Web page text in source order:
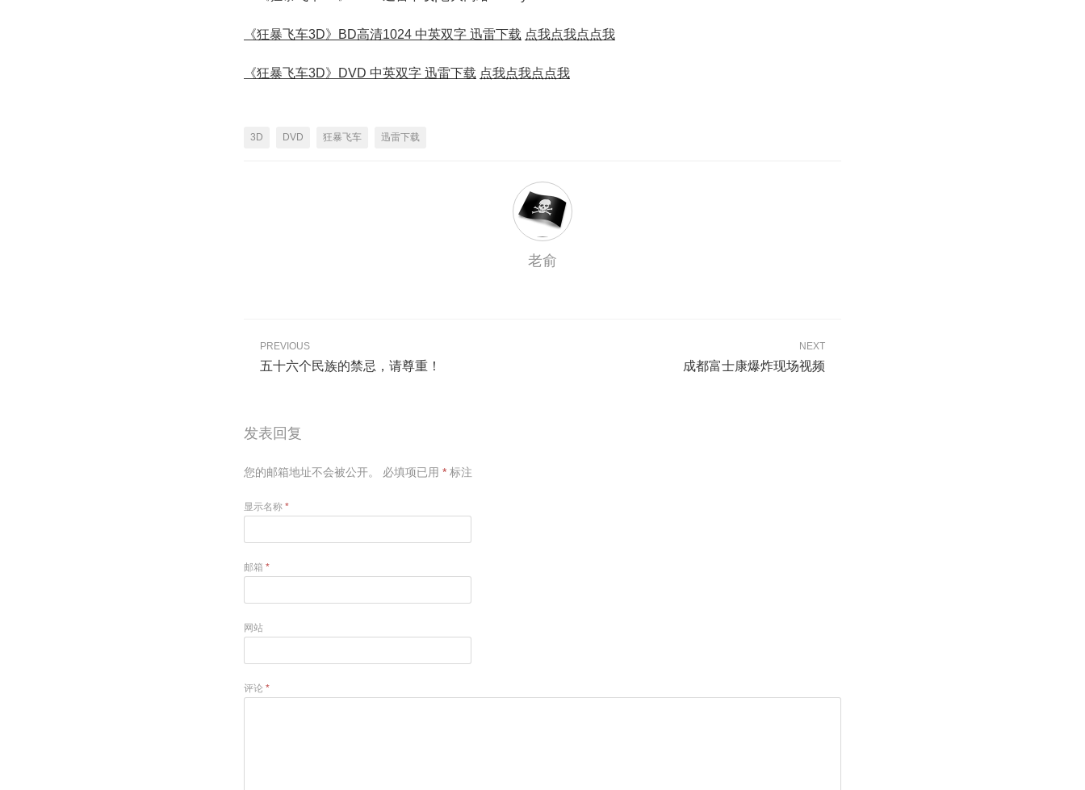
《狂暴飞车3D》BD高清1024 中英双字 迅雷下载 点我点我点点我
《狂暴飞车3D》DVD 中英双字 迅雷下载 点我点我点点我
3D DVD 狂暴飞车 迅雷下载
老俞
PREVIOUS
五十六个民族的禁忌，请尊重！
NEXT
成都富士康爆炸现场视频
发表回复
您的邮箱地址不会被公开。 必填项已用 * 标注
显示名称 *
邮箱 *
网站
评论 *